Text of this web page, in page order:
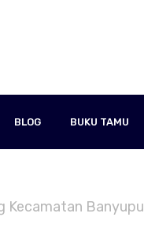
BLOG BUKU TAMU